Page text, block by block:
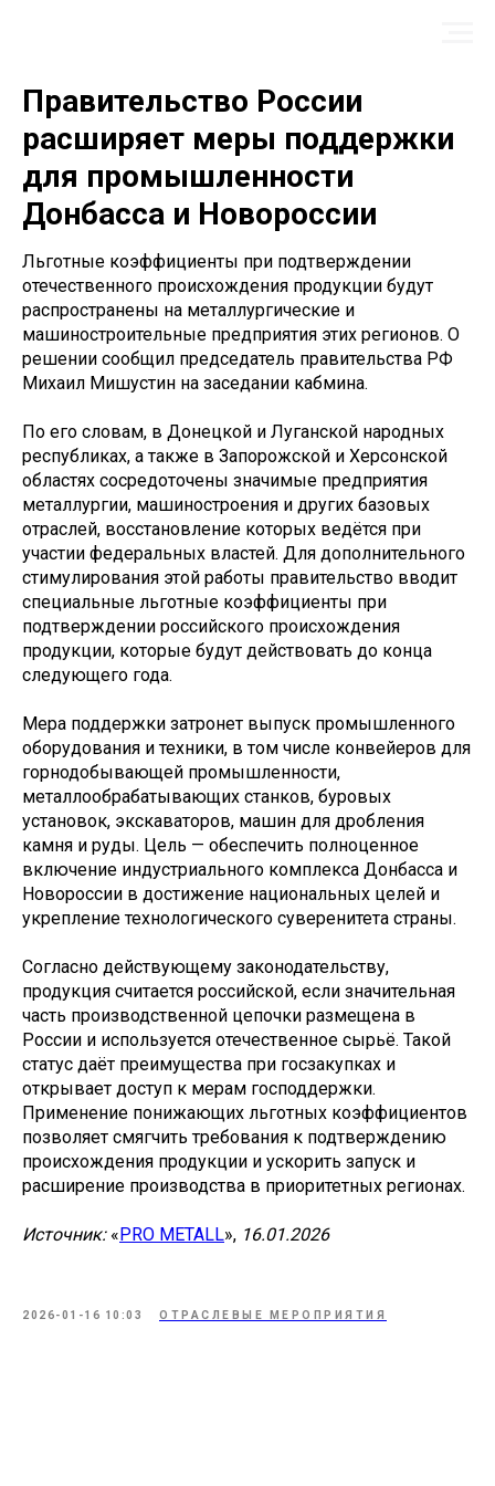
Правительство России
расширяет меры поддержки
для промышленности
Донбасса и Новороссии
Льготные коэффициенты при подтверждении
отечественного происхождения продукции будут
распространены на металлургические и
машиностроительные предприятия этих регионов. О
решении сообщил председатель правительства РФ
Михаил Мишустин на заседании кабмина.
По его словам, в Донецкой и Луганской народных
республиках, а также в Запорожской и Херсонской
областях сосредоточены значимые предприятия
металлургии, машиностроения и других базовых
отраслей, восстановление которых ведётся при
участии федеральных властей. Для дополнительного
стимулирования этой работы правительство вводит
специальные льготные коэффициенты при
подтверждении российского происхождения
продукции, которые будут действовать до конца
следующего года.
Мера поддержки затронет выпуск промышленного
оборудования и техники, в том числе конвейеров для
горнодобывающей промышленности,
металлообрабатывающих станков, буровых
установок, экскаваторов, машин для дробления
камня и руды. Цель — обеспечить полноценное
включение индустриального комплекса Донбасса и
Новороссии в достижение национальных целей и
укрепление технологического суверенитета страны.
Согласно действующему законодательству,
продукция считается российской, если значительная
часть производственной цепочки размещена в
России и используется отечественное сырьё. Такой
статус даёт преимущества при госзакупках и
открывает доступ к мерам господдержки.
Применение понижающих льготных коэффициентов
позволяет смягчить требования к подтверждению
происхождения продукции и ускорить запуск и
расширение производства в приоритетных регионах.
Источник: «PRO METALL», 16.01.2026
2026-01-16 10:03 ОТРАСЛЕВЫЕ МЕРОПРИЯТИЯ